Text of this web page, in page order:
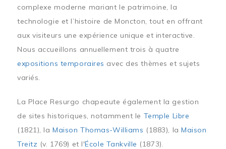
complexe moderne mariant le patrimoine, la
technologie et l’histoire de Moncton, tout en offrant
aux visiteurs une expérience unique et interactive.
Nous accueillons annuellement trois à quatre
expositions temporaires avec des thèmes et sujets
variés.
La Place Resurgo chapeaute également la gestion
de sites historiques, notamment le Temple Libre
(1821), laMaison Thomas-Williams (1883), laMaison
Treitz (v. 1769) et l'École Tankville (1873).